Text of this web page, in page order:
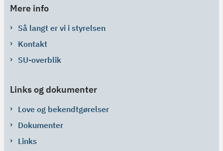
Mere info
Så langt er vi i styrelsen
Kontakt
SU-overblik
Links og dokumenter
Love og bekendtgørelser
Dokumenter
Links